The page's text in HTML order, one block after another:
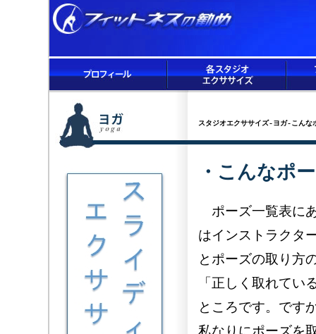
スタジオエクササイズ-ヨガ-こんな
・こんなポ
ポーズ一覧表に
はインストラクタ
とポーズの取り方
「正しく取れて
ところです。です